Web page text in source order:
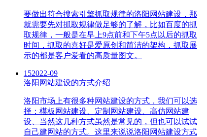
要做出符合搜索引擎抓取规律的洛阳网站建设，那
就需要先对抓取规律做足够的了解，比如百度的抓
取规律，一般是在早上9点前和下午5点以后的抓取
时间，抓取的喜好是爱原创和简洁的架构，抓取展
示的都是客户爱看的高质量图文。
152022-09
洛阳网站建设的方式介绍
洛阳市场上有很多种网站建设的方式，我们可以选
择：模板网站建设、定制网站建设、高仿网站建
设、当然这几种方式虽然是常见的，但也可以试试
自己建网站的方式。这里来说说洛阳网站建设方式